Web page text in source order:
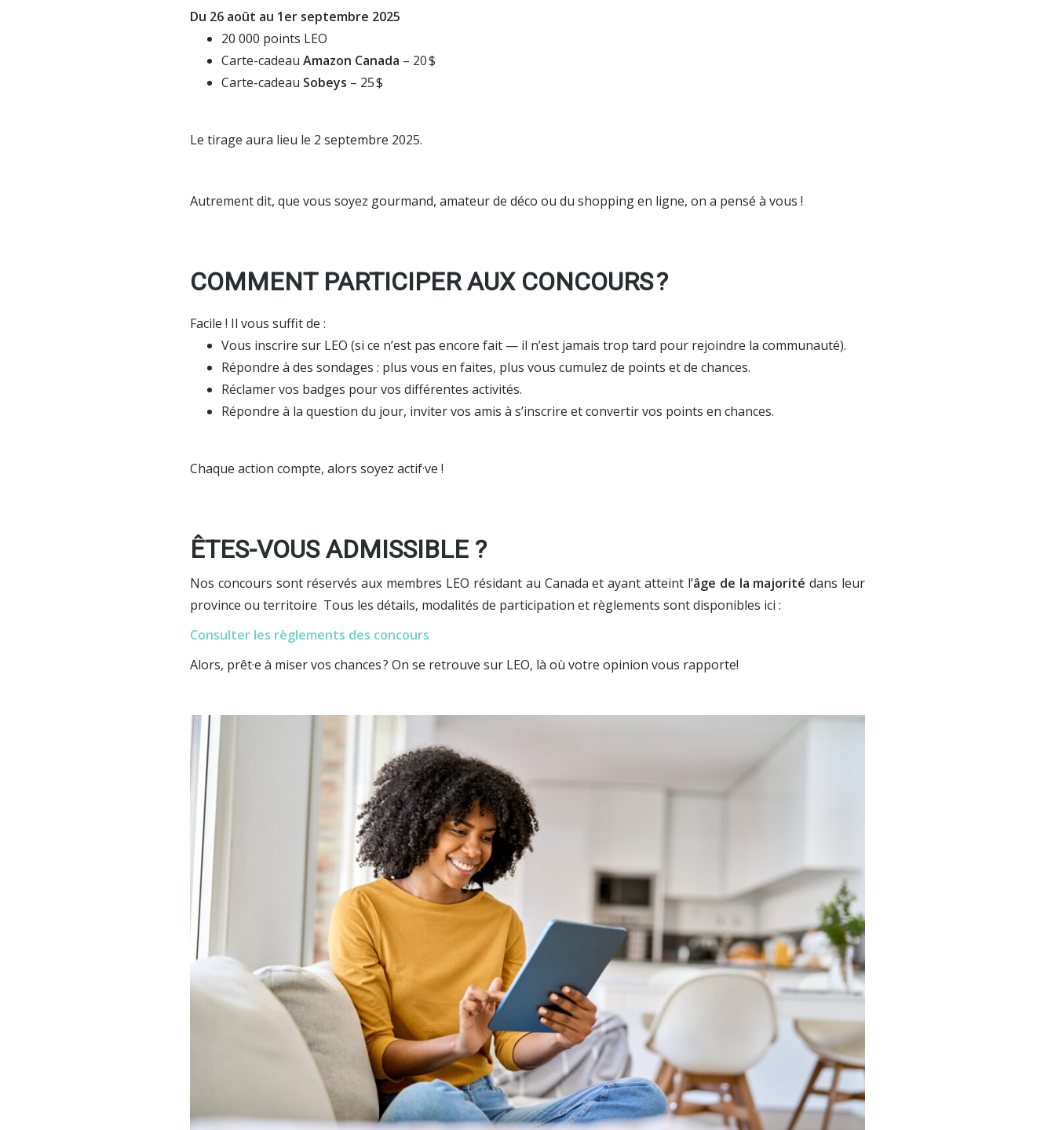
Du 26 août au 1er septembre 2025
20 000 points LEO
Carte-cadeau Amazon Canada – 20 $
Carte-cadeau Sobeys – 25 $
Le tirage aura lieu le 2 septembre 2025.
Autrement dit, que vous soyez gourmand, amateur de déco ou du shopping en ligne, on a pensé à vous !
COMMENT PARTICIPER AUX CONCOURS ?
Facile ! Il vous suffit de :
Vous inscrire sur LEO (si ce n’est pas encore fait — il n’est jamais trop tard pour rejoindre la communauté).
Répondre à des sondages : plus vous en faites, plus vous cumulez de points et de chances.
Réclamer vos badges pour vos différentes activités.
Répondre à la question du jour, inviter vos amis à s’inscrire et convertir vos points en chances.
Chaque action compte, alors soyez actif·ve !
ÊTES-VOUS ADMISSIBLE ?
Nos concours sont réservés aux membres LEO résidant au Canada et ayant atteint l’âge de la majorité dans leur
province ou territoire Tous les détails, modalités de participation et règlements sont disponibles ici :
Consulter les règlements des concours
Alors, prêt·e à miser vos chances ? On se retrouve sur LEO, là où votre opinion vous rapporte!